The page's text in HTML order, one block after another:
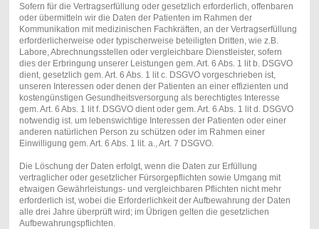
Sofern für die Vertragserfüllung oder gesetzlich erforderlich, offenbaren
oder übermitteln wir die Daten der Patienten im Rahmen der
Kommunikation mit medizinischen Fachkräften, an der Vertragserfüllung
erforderlicherweise oder typischerweise beteiligten Dritten, wie z.B.
Labore, Abrechnungsstellen oder vergleichbare Dienstleister, sofern
dies der Erbringung unserer Leistungen gem. Art. 6 Abs. 1 lit b. DSGVO
dient, gesetzlich gem. Art. 6 Abs. 1 lit c. DSGVO vorgeschrieben ist,
unseren Interessen oder denen der Patienten an einer effizienten und
kostengünstigen Gesundheitsversorgung als berechtigtes Interesse
gem. Art. 6 Abs. 1 lit f. DSGVO dient oder gem. Art. 6 Abs. 1 lit d. DSGVO
notwendig ist. um lebenswichtige Interessen der Patienten oder einer
anderen natürlichen Person zu schützen oder im Rahmen einer
Einwilligung gem. Art. 6 Abs. 1 lit. a., Art. 7 DSGVO.
Die Löschung der Daten erfolgt, wenn die Daten zur Erfüllung
vertraglicher oder gesetzlicher Fürsorgepflichten sowie Umgang mit
etwaigen Gewährleistungs- und vergleichbaren Pflichten nicht mehr
erforderlich ist, wobei die Erforderlichkeit der Aufbewahrung der Daten
alle drei Jahre überprüft wird; im Übrigen gelten die gesetzlichen
Aufbewahrungspflichten.